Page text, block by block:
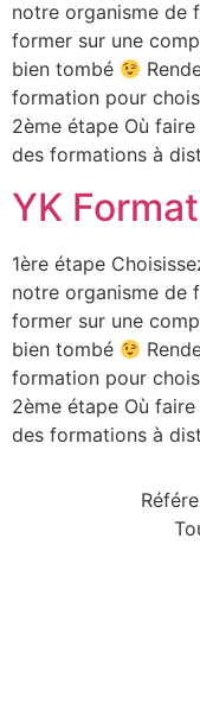
notre organisme de
former sur une
bien tombé
formation pour
2ème étape Où
des formations à
YK
1ère étape
notre organisme de
former sur une
bien tombé
formation pour
2ème étape Où
des formations à